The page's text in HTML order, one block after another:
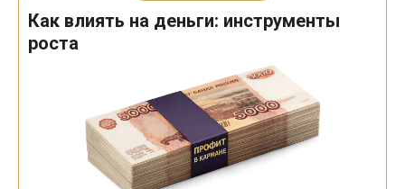
Как влиять на деньги: инструменты
роста